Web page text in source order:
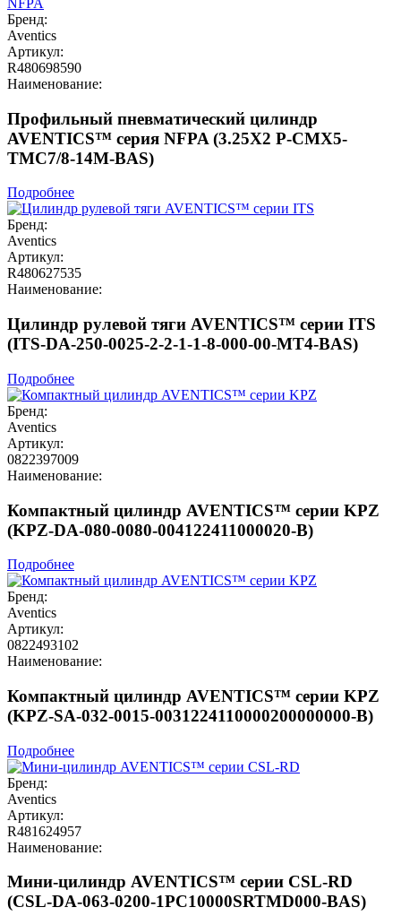
Бренд:
Aventics
Артикул:
R480698590
Наименование:
Профильный пневматический цилиндр
AVENTICS™ серия NFPA (3.25X2 P-CMX5-
TMC7/8-14M-BAS)
Подробнее
Бренд:
Aventics
Артикул:
R480627535
Наименование:
Цилиндр рулевой тяги AVENTICS™ серии ITS
(ITS-DA-250-0025-2-2-1-1-8-000-00-MT4-BAS)
Подробнее
Бренд:
Aventics
Артикул:
0822397009
Наименование:
Компактный цилиндр AVENTICS™ серии KPZ
(KPZ-DA-080-0080-004122411000020-B)
Подробнее
Бренд:
Aventics
Артикул:
0822493102
Наименование:
Компактный цилиндр AVENTICS™ серии KPZ
(KPZ-SA-032-0015-0031224110000200000000-B)
Подробнее
Бренд:
Aventics
Артикул:
R481624957
Наименование:
Мини-цилиндр AVENTICS™ серии CSL-RD
(CSL-DA-063-0200-1PC10000SRTMD000-BAS)